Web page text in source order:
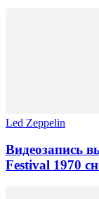
Led Zeppelin
Видеозапись
Festival 1970